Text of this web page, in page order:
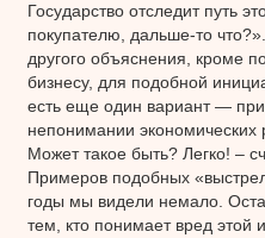
Государство отследит путь
покупателю, дальше-то
другого объяснения, кроме
бизнесу, для подобной
есть еще один вариант —
непонимании
Может такое быть? Легко! –
Примеров подобных
годы мы видели немало.
тем, кто понимает вред этой